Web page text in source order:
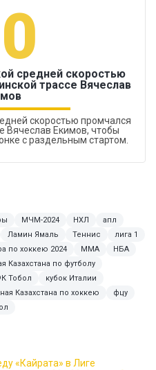
средней скоростью
трассе Вячеслав
скоростью промчался
Вячеслав Екимов, чтобы
с раздельным стартом.
МЧМ-2024 НХЛ
апл
Ламин Ямаль Теннис
лига 1
по хоккею 2024 ММА
НБА
Казахстана по футболу
Тобол
кубок Италии
Казахстана по хоккею
фцу
«Кайрата» в Лиге